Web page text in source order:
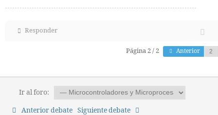
Responder
Página 2 / 2 Anterior
Ir al foro:
Anterior debate Siguiente debate